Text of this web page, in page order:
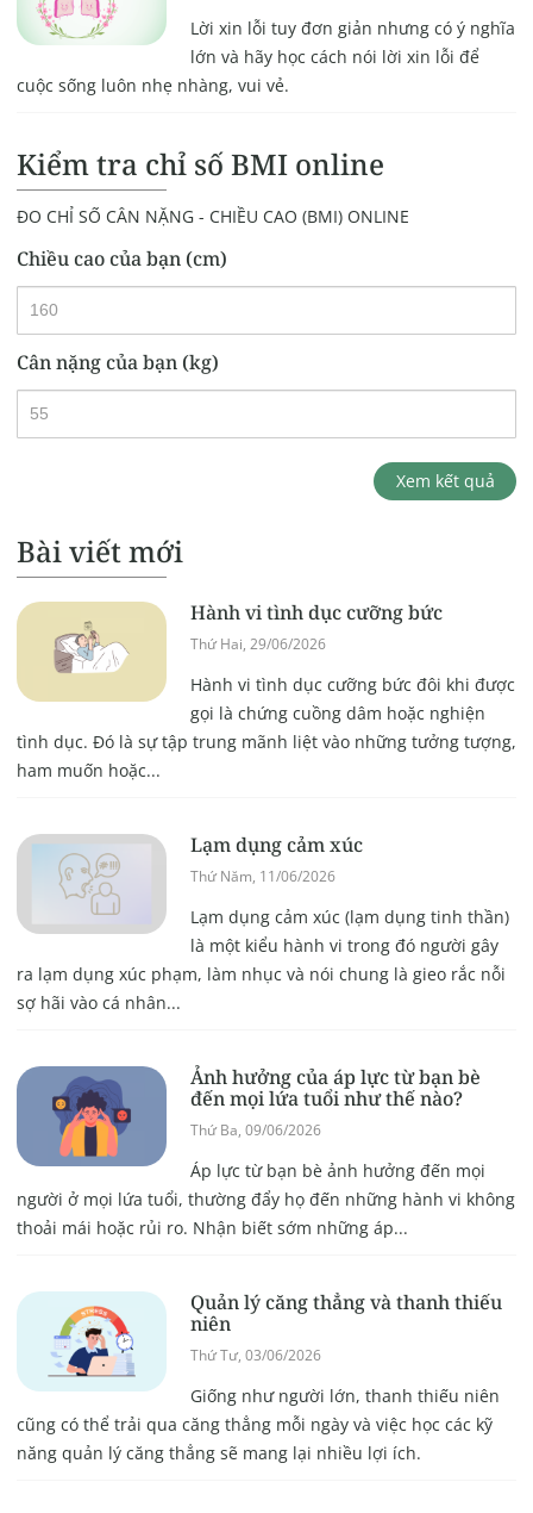
Lời xin lỗi tuy đơn giản nhưng có ý nghĩa
lớn và hãy học cách nói lời xin lỗi để
cuộc sống luôn nhẹ nhàng, vui vẻ.
Kiểm tra chỉ số BMI online
ĐO CHỈ SỐ CÂN NẶNG - CHIỀU CAO (BMI) ONLINE
Chiều cao của bạn (cm)
Cân nặng của bạn (kg)
Xem kết quả
Bài viết mới
Hành vi tình dục cưỡng bức
Thứ Hai, 29/06/2026
Hành vi tình dục cưỡng bức đôi khi được
gọi là chứng cuồng dâm hoặc nghiện
tình dục. Đó là sự tập trung mãnh liệt vào những tưởng tượng,
ham muốn hoặc...
Lạm dụng cảm xúc
Thứ Năm, 11/06/2026
Lạm dụng cảm xúc (lạm dụng tinh thần)
là một kiểu hành vi trong đó người gây
ra lạm dụng xúc phạm, làm nhục và nói chung là gieo rắc nỗi
sợ hãi vào cá nhân...
Ảnh hưởng của áp lực từ bạn bè
đến mọi lứa tuổi như thế nào?
Thứ Ba, 09/06/2026
Áp lực từ bạn bè ảnh hưởng đến mọi
người ở mọi lứa tuổi, thường đẩy họ đến những hành vi không
thoải mái hoặc rủi ro. Nhận biết sớm những áp...
Quản lý căng thẳng và thanh thiếu
niên
Thứ Tư, 03/06/2026
Giống như người lớn, thanh thiếu niên
cũng có thể trải qua căng thẳng mỗi ngày và việc học các kỹ
năng quản lý căng thẳng sẽ mang lại nhiều lợi ích.